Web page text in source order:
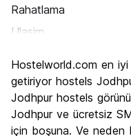
Rahatlama
Ulasim
Kültür
Gece hayatı
Ekonomik
Hostelworld.com en
getiriyor hostels
Jodhpur hostels
Jodhpur ve ücretsiz
için boşuna. Ve neden